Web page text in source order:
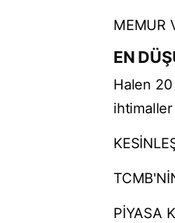
MEMUR
EN
Halen
PİYASA